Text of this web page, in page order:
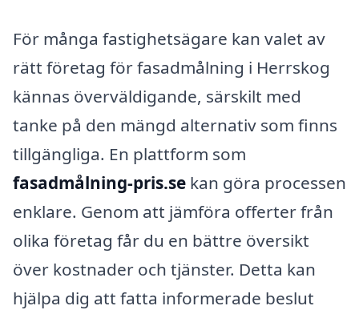
För många fastighetsägare kan valet av
rätt företag för fasadmålning i Herrskog
kännas överväldigande, särskilt med
tanke på den mängd alternativ som finns
tillgängliga. En plattform som
fasadmålning-pris.se kan göra processen
enklare. Genom att jämföra offerter från
olika företag får du en bättre översikt
över kostnader och tjänster. Detta kan
hjälpa dig att fatta informerade beslut